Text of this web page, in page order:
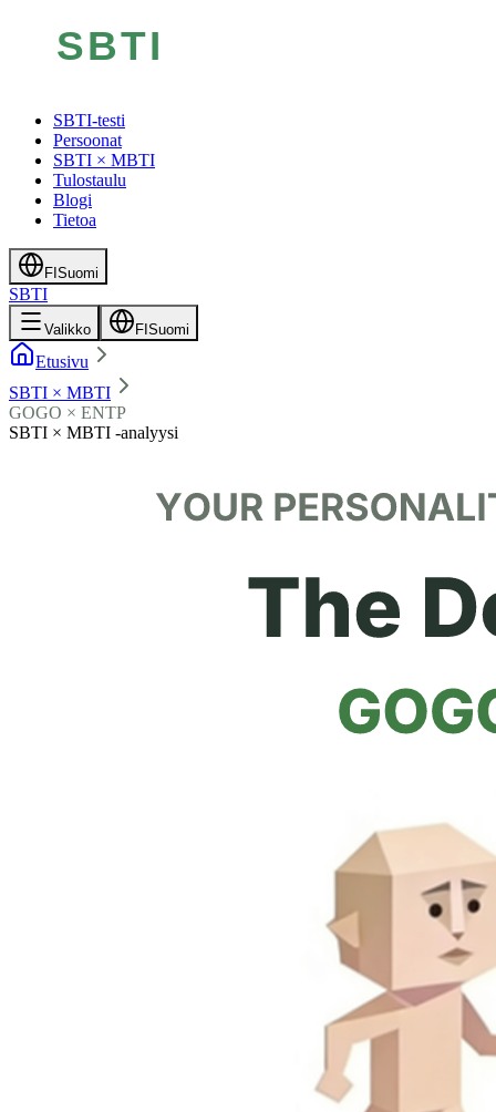
SBTI-testi
Persoonat
SBTI × MBTI
Tulostaulu
Blogi
Tietoa
FI Suomi
SBTI
Valikko FI Suomi
Etusivu
SBTI × MBTI
GOGO × ENTP
SBTI × MBTI -analyysi